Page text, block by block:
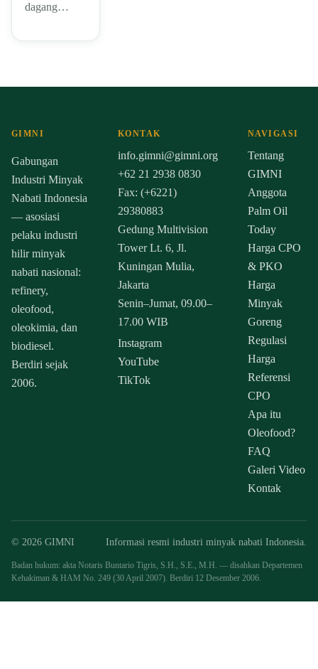
dagang…
GIMNI
Gabungan
Industri Minyak
Nabati Indonesia
— asosiasi
pelaku industri
hilir minyak
nabati nasional:
refinery,
oleofood,
oleokimia, dan
biodiesel.
Berdiri sejak
2006.
KONTAK
info.gimni@gimni.org
+62 21 2938 0830
Fax: (+6221)
29380883
Gedung Multivision
Tower Lt. 6, Jl.
Kuningan Mulia,
Jakarta
Senin–Jumat, 09.00–
17.00 WIB
Instagram
YouTube
TikTok
NAVIGASI
Tentang
GIMNI
Anggota
Palm Oil
Today
Harga CPO
& PKO
Harga
Minyak
Goreng
Regulasi
Harga
Referensi
CPO
Apa itu
Oleofood?
FAQ
Galeri Video
Kontak
© 2026 GIMNI Informasi resmi industri minyak nabati Indonesia.
Badan hukum: akta Notaris Buntario Tigris, S.H., S.E., M.H. — disahkan Departemen
Kehakiman & HAM No. 249 (30 April 2007). Berdiri 12 Desember 2006.